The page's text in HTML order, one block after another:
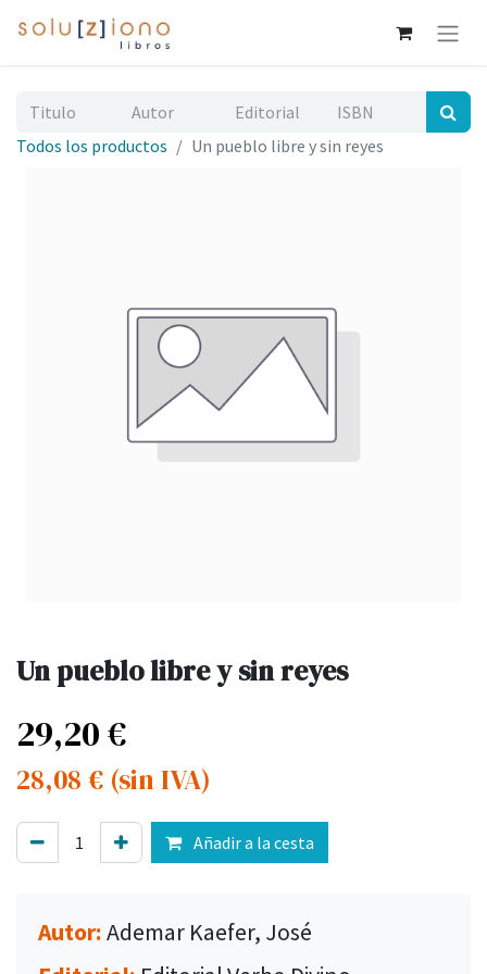
Todos los productos Un pueblo libre y sin reyes
Un pueblo libre y sin reyes
29,20€
28,08 € (sin IVA)
Añadir a la cesta
Autor:Ademar Kaefer, José